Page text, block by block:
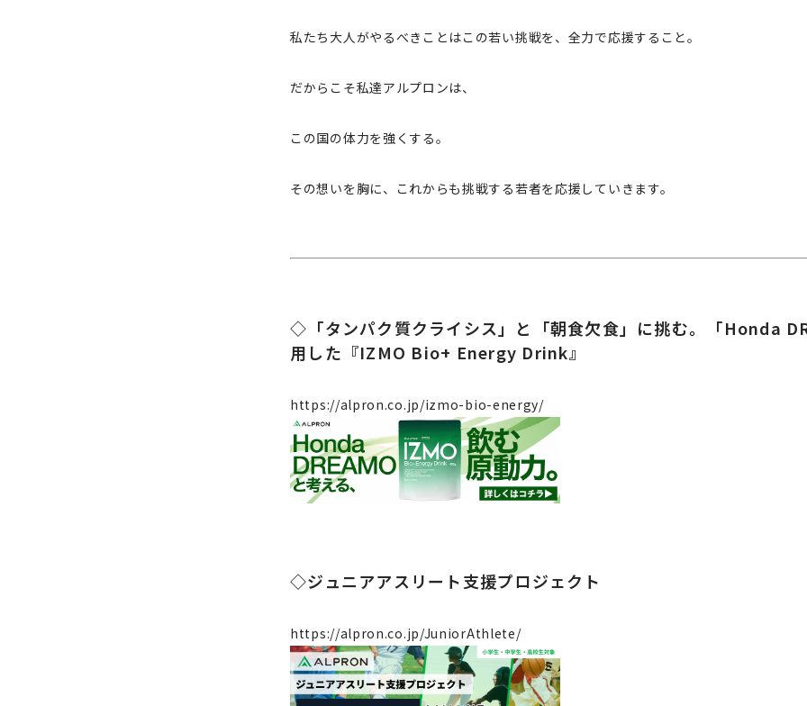
私たち大人がやるべきことはこの若い挑戦を、全力で応援すること。
だからこそ私達アルプロンは、
この国の体力を強くする。
その想いを胸に、これからも挑戦する若者を応援していきます。
◇「タンパク質クライシス」と「朝食欠食」に挑む。「Honda
用した『IZMO Bio+ Energy Drink』
https://alpron.co.jp/izmo-bio-energy/
◇ジュニアアスリート支援プロジェクト
https://alpron.co.jp/JuniorAthlete/